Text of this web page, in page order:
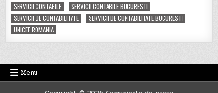
SERVICII CONTABILE
SERVICII CONTABILE BUCURESTI
SERVICII DE CONTABILITATE
SERVICII DE CONTABILITATE BUCURESTI
UNICEF ROMANIA
Menu